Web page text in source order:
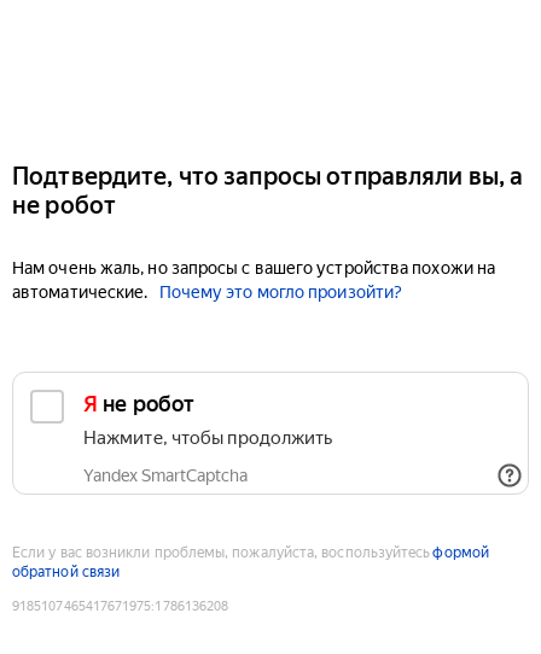
Подтвердите, что запросы отправляли вы, а
не робот
Нам очень жаль, но запросы с вашего устройства похожи на
автоматические.
Почему это могло произойти?
Я не робот
Нажмите, чтобы продолжить
Yandex SmartCaptcha
Если у вас возникли проблемы, пожалуйста, воспользуйтесьформой
обратной связи
9185107465417671975:1786136208